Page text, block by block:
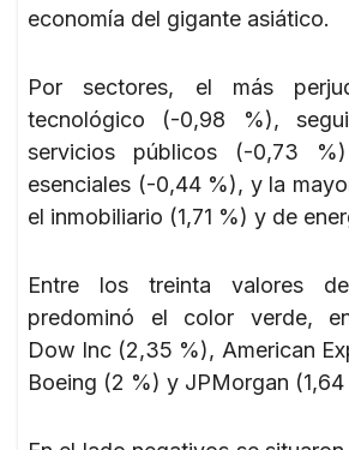
economía del gigante asiático.
Por sectores, el más
tecnológico (-0,98 %),
servicios públicos (-0,73
esenciales (-0,44 %), y la
el inmobiliario (1,71 %) y de
Entre los treinta valores
predominó el color verde,
Dow Inc (2,35 %), American
Boeing (2 %) y JPMorgan (1,64